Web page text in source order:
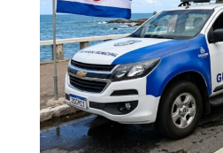
ESCOLA
FORMADO
EM
DIREITO